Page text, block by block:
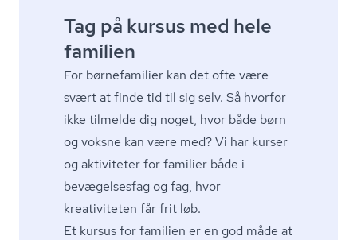
Tag på kursus med hele
familien
For børnefamilier kan det ofte være
svært at finde tid til sig selv. Så hvorfor
ikke tilmelde dig noget, hvor både børn
og voksne kan være med? Vi har kurser
og aktiviteter for familier både i
bevægelsesfag og fag, hvor
kreativiteten får frit løb.
Et kursus for familien er en god måde at